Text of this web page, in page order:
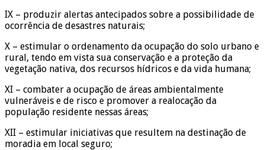
IX – produzir alertas antecipados sobre a possibilidade de
ocorrência de desastres naturais;
X – estimular o ordenamento da ocupação do solo urbano e
rural, tendo em vista sua conservação e a proteção da
vegetação nativa, dos recursos hídricos e da vida humana;
XI – combater a ocupação de áreas ambientalmente
vulneráveis e de risco e promover a realocação da
população residente nessas áreas;
XII – estimular iniciativas que resultem na destinação de
moradia em local seguro;